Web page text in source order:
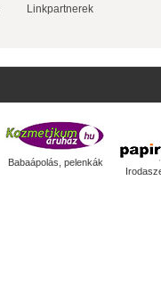
Linkpartnerek
Babaápolás, pelenkák